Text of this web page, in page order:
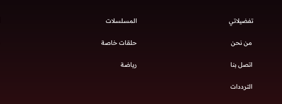
تفضيلاتي
من نحن
اتصل بنا
الترددات
المسلسلات
حلقات خاصة
رياضة